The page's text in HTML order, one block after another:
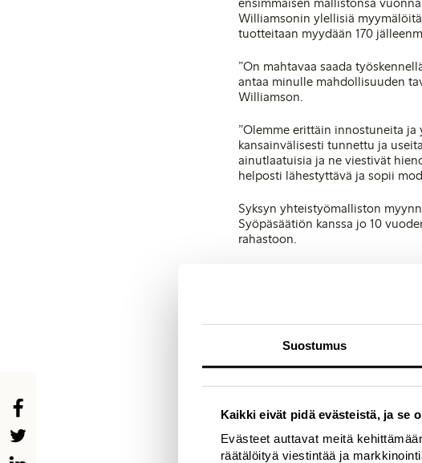
Suostumus
Kaikki eivät pidä evästeistä, ja se
Evästeet auttavat meitä
räätälöityä viestintää ja
Williamsonin ylellisiä
tuotteitaan myydään 170
”On mahtavaa saada
antaa minulle mahdollisuuden
Williamson.
”Olemme erittäin innostuneita
kansainvälisesti tunnettu ja
ainutlaatuisia ja ne viestivät
helposti lähestyttävä ja sopii
Syksyn yhteistyömalliston
Syöpäsäätiön kanssa jo 10
rahastoon.
kaikissa tuotteissani. Rakastan
koostuu näyttävistä
suunnittelema mallisto
Tutustu Matthew Williamsoniin
Katso inspiraatiofilmi tästä: